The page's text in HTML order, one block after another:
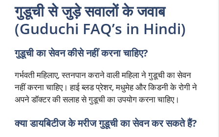
गुडूची से जुड़े सवालों के जवाब
(Guduchi FAQ’s in Hindi)
गुडूची का सेवन कीसे नहीं करना चाहिए?
गर्भवती महिलाए, स्तनपान कराने वाली महिला ने गुडूची का सेवन
नहीं करना चाहिए। हाई ब्लड प्रेशर, मधुमेह और किडनी के रोगी ने
अपने डॉक्टर की सलाह से गुडूची का उपयोग करना चाहिए।
क्याडायबिटीज के मरीजगुडूची का सेवन कर सकते हैं?